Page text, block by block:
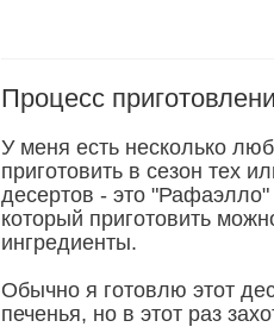
Процесс
У меня есть несколько
приготовить в сезон тех
десертов - это
который приготовить
ингредиенты.
Обычно я готовлю этот
печенья, но в этот раз